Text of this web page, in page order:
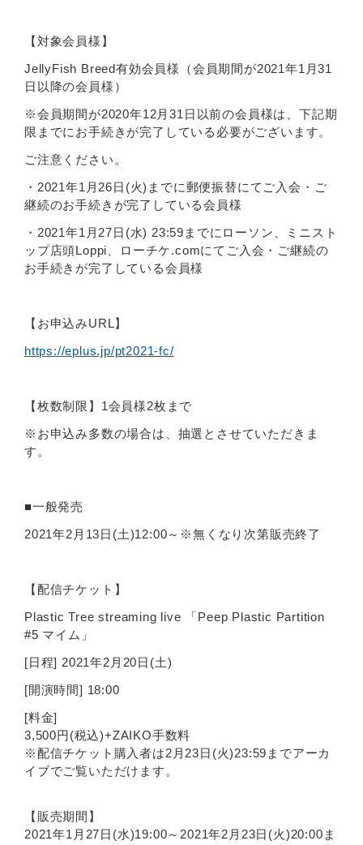
【対象会員様】
JellyFish Breed有効会員様（会員期間が2021年1月31
日以降の会員様）
※会員期間が2020年12月31日以前の会員様は、下記期
限までにお手続きが完了している必要がございます。
ご注意ください。
・2021年1月26日(火)までに郵便振替にてご入会・ご
継続のお手続きが完了している会員様
・2021年1月27日(水) 23:59までにローソン、ミニスト
ップ店頭Loppi、ローチケ.comにてご入会・ご継続の
お手続きが完了している会員様
【お申込みURL】
https://eplus.jp/pt2021-fc/
【枚数制限】1会員様2枚まで
※お申込み多数の場合は、抽選とさせていただきま
す。
■一般発売
2021年2月13日(土)12:00～※無くなり次第販売終了
【配信チケット】
Plastic Tree streaming live 「Peep Plastic Partition
#5 マイム」
[日程] 2021年2月20日(土)
[開演時間] 18:00
[料金]
3,500円(税込)+ZAIKO手数料
※配信チケット購入者は2月23日(火)23:59までアーカ
イブでご覧いただけます。
【販売期間】
2021年1月27日(水)19:00～2021年2月23日(火)20:00ま